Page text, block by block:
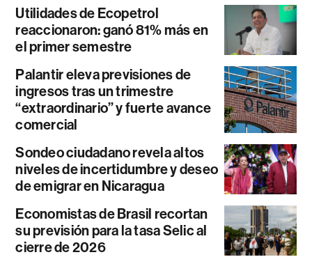
Utilidades de Ecopetrol
reaccionaron: ganó 81% más en
el primer semestre
Palantir eleva previsiones de
ingresos tras un trimestre
“extraordinario” y fuerte avance
comercial
Sondeo ciudadano revela altos
niveles de incertidumbre y deseo
de emigrar en Nicaragua
Economistas de Brasil recortan
su previsión para la tasa Selic al
cierre de 2026